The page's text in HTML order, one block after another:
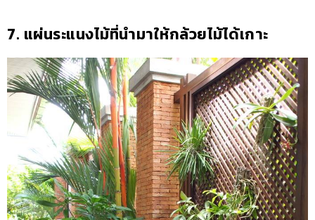
7. แผ่นระแนงไม้ที่นำมาให้กล้วยไม้ได้เกาะ